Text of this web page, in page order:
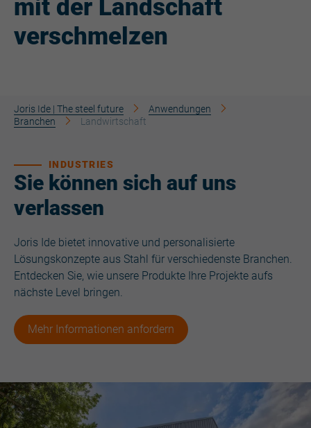
mit der Landschaft
verschmelzen
Joris Ide | The steel future
Anwendungen
Branchen
Landwirtschaft
Sie können sich auf uns
verlassen
INDUSTRIES
Joris Ide bietet innovative und personalisierte
Lösungskonzepte aus Stahl für verschiedenste Branchen.
Entdecken Sie, wie unsere Produkte Ihre Projekte aufs
nächste Level bringen.
Mehr Informationen anfordern